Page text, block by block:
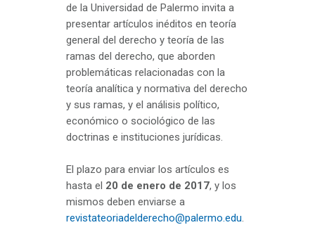
de la Universidad de Palermo invita a
presentar artículos inéditos en teoría
general del derecho y teoría de las
ramas del derecho, que aborden
problemáticas relacionadas con la
teoría analítica y normativa del derecho
y sus ramas, y el análisis político,
económico o sociológico de las
doctrinas e instituciones jurídicas.
El plazo para enviar los artículos es
hasta el 20 de enero de 2017, y los
mismos deben enviarse a
revistateoriadelderecho@palermo.edu